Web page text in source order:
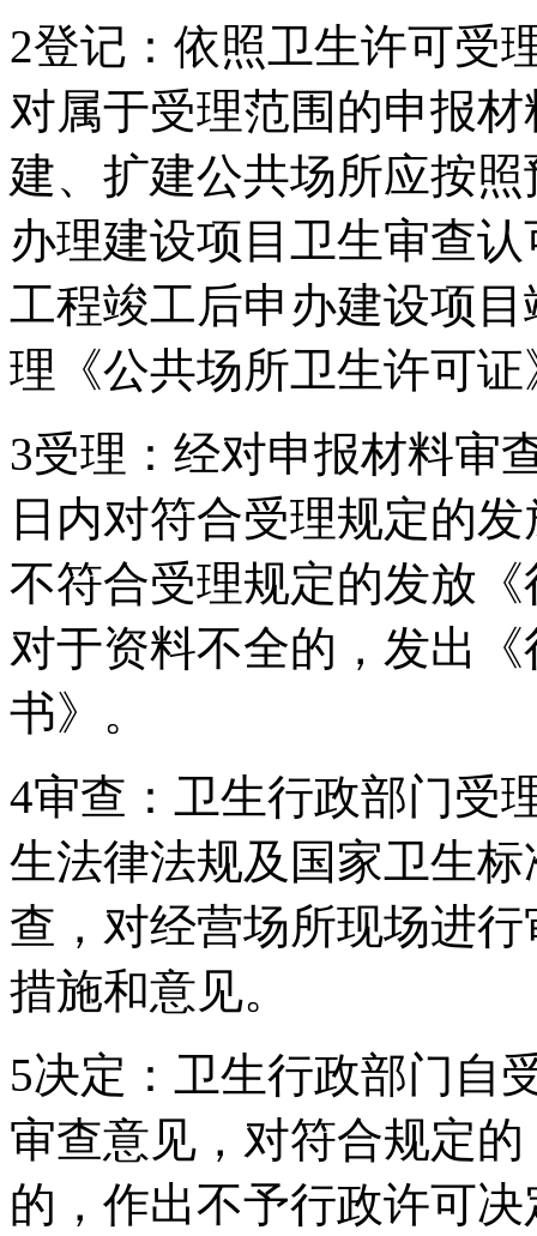
2登记：依照卫生许可受
对属于受理范围的申报
建、扩建公共场所应按
办理建设项目卫生审查
工程竣工后申办建设项
理《公共场所卫生许
3受理：经对申报材料审
日内对符合受理规定的
不符合受理规定的发放
对于资料不全的，发出
书》。
4审查：卫生行政部门受
生法律法规及国家卫生
查，对经营场所现场进
措施和意见。
5决定：卫生行政部门自
审查意见，对符合规定
的，作出不予行政许